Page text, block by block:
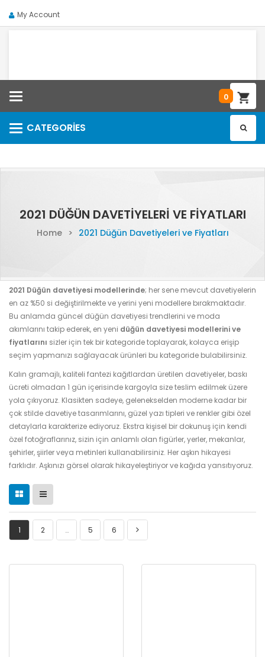
My Account
0
CATEGORIES
Categories
2021 DÜĞÜN DAVETIYELERI VE FIYATLARI
Home > 2021 Düğün Davetiyeleri ve Fiyatları
2021 Düğün davetiyesi modellerinde; her sene mevcut davetiyelerin
en az %50 si değiştirilmekte ve yerini yeni modellere bırakmaktadır.
Bu anlamda güncel düğün davetiyesi trendlerini ve moda
akımlarını takip ederek, en yeni düğün davetiyesi modellerini ve
fiyatlarını sizler için tek bir kategoride toplayarak, kolayca erişip
seçim yapmanızı sağlayacak ürünleri bu kategoride bulabilirsiniz.
Kalın gramajlı, kaliteli fantezi kağıtlardan üretilen davetiyeler, baskı
ücreti olmadan 1 gün içerisinde kargoyla size teslim edilmek üzere
yola çıkıyoruz. Klasikten sadeye, gelenekselden moderne kadar bir
çok stilde davetiye tasarımlarını, güzel yazı tipleri ve renkler gibi özel
detaylarla karakterize ediyoruz. Ekstra kişisel bir dokunuş için kendi
özel fotoğraflarınız, sizin için anlamlı olan figürler, yerler, mekanlar,
şehirler, şiirler veya metinleri kullanabilirsiniz. Her aşkın hikayesi
farklıdır. Aşkınızı görsel olarak hikayeleştiriyor ve kağıda yansıtıyoruz.
1 2 … 5 6